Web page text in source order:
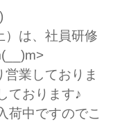
）は、社員研修
業しておりま
ております♪
荷中ですのでこ